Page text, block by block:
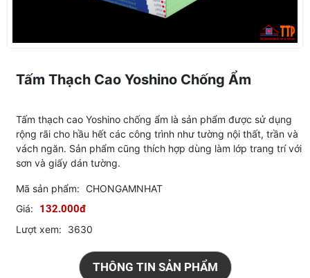
Tấm Thạch Cao Yoshino Chống Ẩm
Tấm thạch cao Yoshino chống ẩm là sản phẩm được sử dụng
rộng rãi cho hầu hết các công trình như tường nội thất, trần và
vách ngăn. Sản phẩm cũng thích hợp dùng làm lớp trang trí với
sơn và giấy dán tường.
Mã sản phẩm: CHONGAMNHAT
Giá:
132.000đ
Lượt xem: 3630
THÔNG TIN SẢN PHẨM